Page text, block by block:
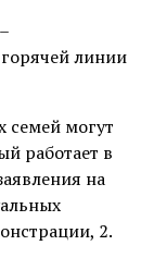
линии
семей могут
работает в
на
2.